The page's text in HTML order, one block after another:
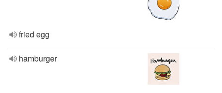
fried egg
hamburger